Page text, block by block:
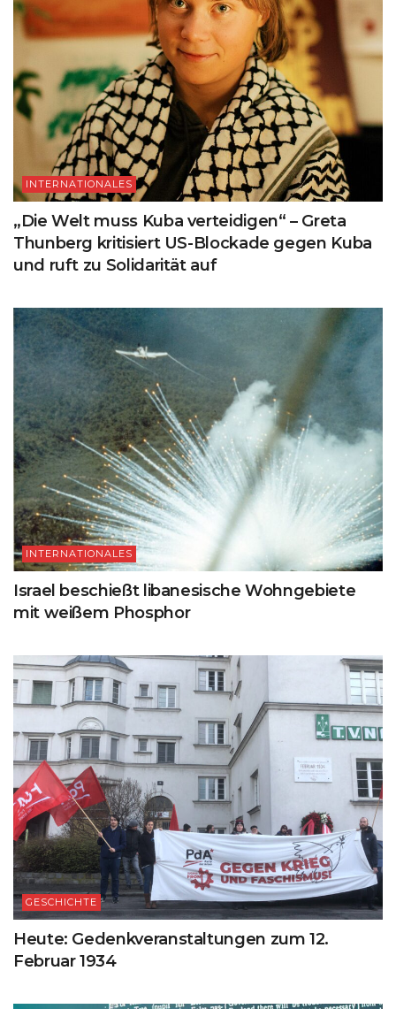
INTERNATIONALES
„Die Welt muss Kuba verteidigen“ – Greta
Thunberg kritisiert US-Blockade gegen Kuba
und ruft zu Solidarität auf
INTERNATIONALES
Israel beschießt libanesische Wohngebiete
mit weißem Phosphor
GESCHICHTE
Heute: Gedenkveranstaltungen zum 12.
Februar 1934